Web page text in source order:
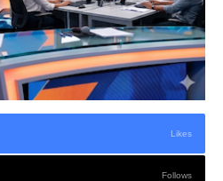
Likes
Follows